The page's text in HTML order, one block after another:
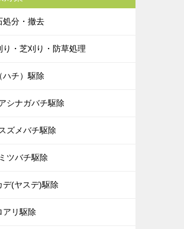
処分・撤去
り・芝刈り・防草処理
ハチ）駆除
シナガバチ駆除
スズメバチ駆除
ミツバチ駆除
デ(ヤスデ)駆除
アリ駆除